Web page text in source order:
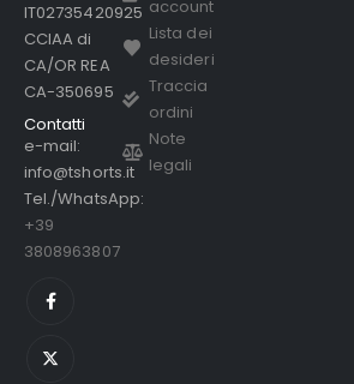
IT02735420925
CCIAA di
CA/OR REA
CA-350695
Contatti
e-mail:
info@tshorts.it
Tel./WhatsApp:
+39
3808963807
account
Lista dei
desideri
Traccia
ordini
Note
legali